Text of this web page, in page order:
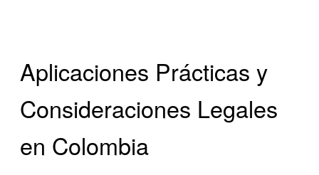
Aplicaciones Prácticas y
Consideraciones Legales
en Colombia